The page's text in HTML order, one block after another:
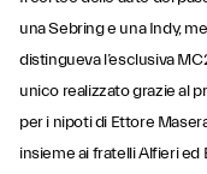
una Sebring e una Indy,
distingueva l’esclusiva
unico realizzato grazie al
per i nipoti di Ettore
insieme ai fratelli Alfieri ed